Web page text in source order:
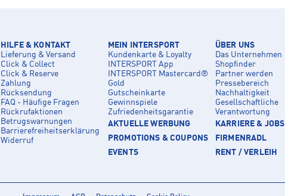
HILFE & KONTAKT
Lieferung & Versand
Click & Collect
Click & Reserve
Zahlung
Rücksendung
FAQ - Häufige Fragen
Rückrufaktionen
Betrugswarnungen
Barrierefreiheitserklärung
Widerruf
MEIN INTERSPORT
Kundenkarte & Loyalty
INTERSPORT App
INTERSPORT Mastercard®
Gold
Gutscheinkarte
Gewinnspiele
Zufriedenheitsgarantie
AKTUELLE WERBUNG
PROMOTIONS & COUPONS
EVENTS
ÜBER UNS
Das Unternehmen
Shopfinder
Partner werden
Pressebereich
Nachhaltigkeit
Gesellschaftliche
Verantwortung
KARRIERE & JOBS
FIRMENRADL
RENT / VERLEIH